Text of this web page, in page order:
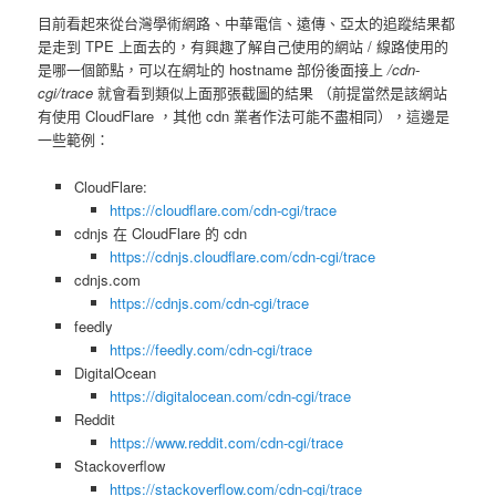
目前看起來從台灣學術網路、中華電信、遠傳、亞太的追蹤結果都
是走到 TPE 上面去的，有興趣了解自己使用的網站 / 線路使用的
是哪一個節點，可以在網址的 hostname 部份後面接上 /cdn-
cgi/trace 就會看到類似上面那張截圖的結果 （前提當然是該網站
有使用 CloudFlare ，其他 cdn 業者作法可能不盡相同），這邊是
一些範例：
CloudFlare:
https://cloudflare.com/cdn-cgi/trace
cdnjs 在 CloudFlare 的 cdn
https://cdnjs.cloudflare.com/cdn-cgi/trace
cdnjs.com
https://cdnjs.com/cdn-cgi/trace
feedly
https://feedly.com/cdn-cgi/trace
DigitalOcean
https://digitalocean.com/cdn-cgi/trace
Reddit
https://www.reddit.com/cdn-cgi/trace
Stackoverflow
https://stackoverflow.com/cdn-cgi/trace